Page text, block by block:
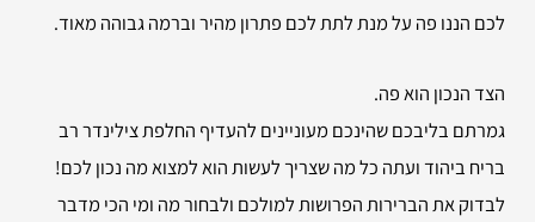
לכם הננו פה על מנת לתת לכם פתרון מהיר וברמה גבוהה מאוד.
הצד הנכון הוא פה.
גמרתם בליבכם שהינכם מעוניינים להעדיף החלפת צילינדר רב
בריח ביהוד ועתה כל מה שצריך לעשות הוא למצוא מה נכון לכם!
לבדוק את הברירות הפרושות למולכם ולבחור מה ומי הכי מדבר